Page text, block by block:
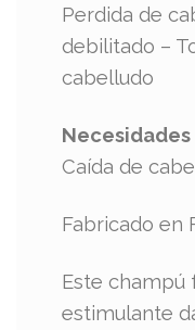
Perdida de
debilitado –
cabelludo
Necesidades
Caída de
Fabricado en
Este champú
estimulante